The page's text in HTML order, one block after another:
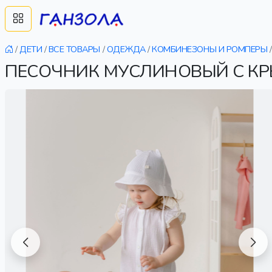
/ДЕТИ /ВСЕ ТОВАРЫ /ОДЕЖДА/КОМБИНЕЗОНЫ И РОМПЕРЫ /
ПЕСОЧНИК МУСЛИНОВЫЙ С